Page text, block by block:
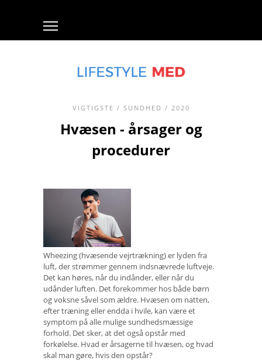
VIGTIGSTE / SUNDHED / 2020
Hvæsen - årsager og
procedurer
Wheezing (hvæsende vejrtrækning) er lyden fra
luft, der strømmer gennem indsnævrede luftveje.
Det kan høres, når du indånder, eller når du
udånder luften. Det forekommer hos både børn
og voksne såvel som ældre. Hvæsen om natten,
efter træning eller endda i hvile, kan være et
symptom på alle mulige sundhedsmæssige
forhold. Det sker, at det også opstår med
forkølelse. Hvad er årsagerne til hvæsen, og hvad
skal man gøre, hvis den opstår?